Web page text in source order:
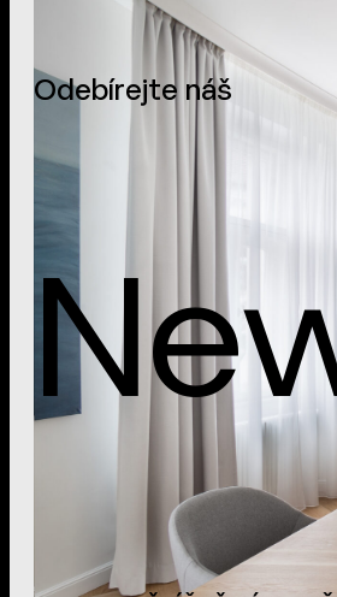
Odebírejte náš